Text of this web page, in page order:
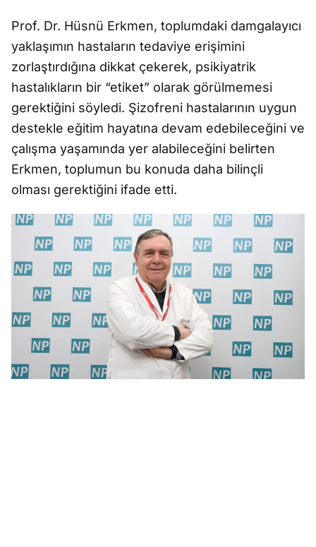
Prof. Dr. Hüsnü Erkmen, toplumdaki damgalayıcı
yaklaşımın hastaların tedaviye erişimini
zorlaştırdığına dikkat çekerek, psikiyatrik
hastalıkların bir “etiket” olarak görülmemesi
gerektiğini söyledi. Şizofreni hastalarının uygun
destekle eğitim hayatına devam edebileceğini ve
çalışma yaşamında yer alabileceğini belirten
Erkmen, toplumun bu konuda daha bilinçli
olması gerektiğini ifade etti.